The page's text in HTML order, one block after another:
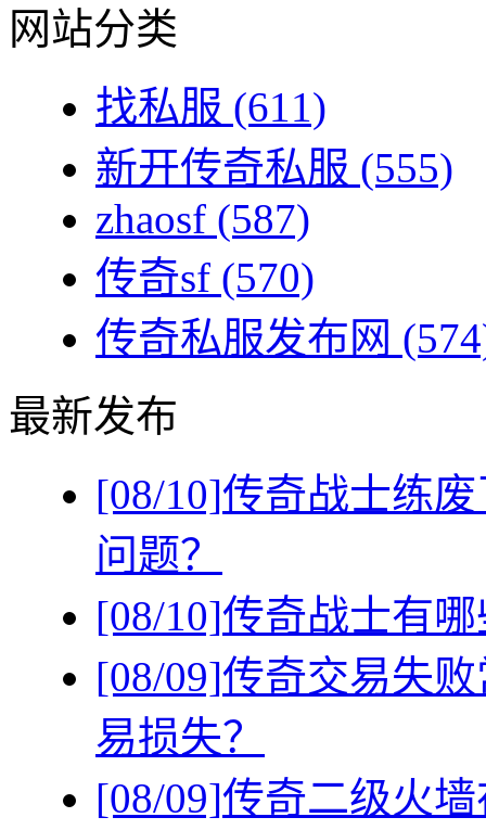
网站分类
找私服 (611)
新开传奇私服 (555)
zhaosf (587)
传奇sf (570)
传奇私服发布网
最新发布
[08/10]传奇战士练
问题？
[08/10]传奇战士有
[08/09]传奇交易失
易损失？
[08/09]传奇二级火